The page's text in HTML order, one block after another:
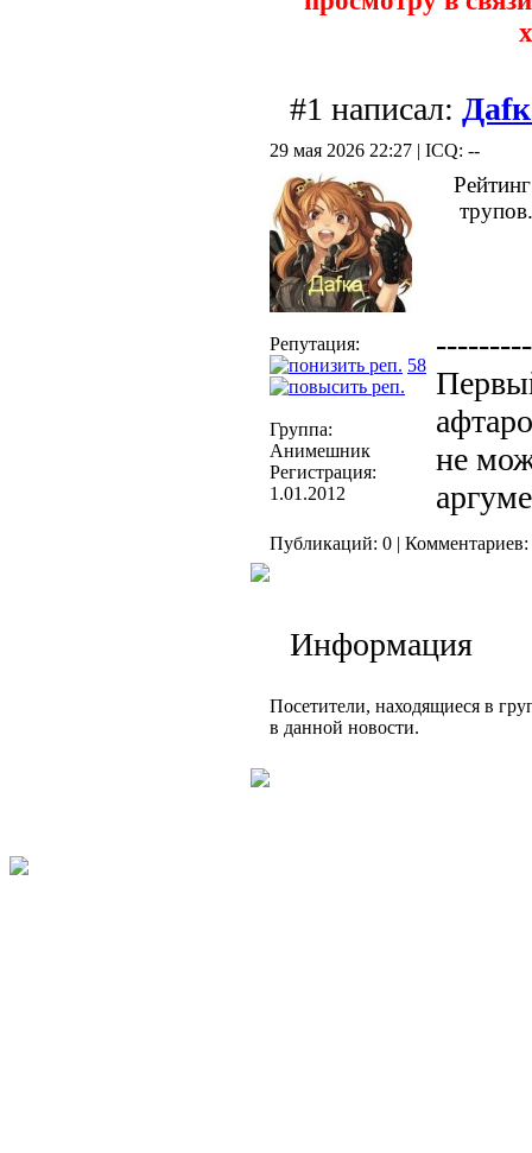
#1 написал:
29 мая 2026 22:27 | ICQ: --
Репутация:
58
Группа:
Анимешник
Регистрация:
1.01.2012
не
Публикаций: 0 | Комментариев:
Информация
Посетители, находящиеся в
в данной новости.